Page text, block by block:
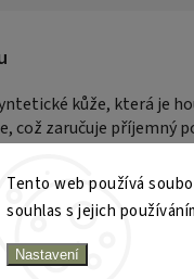
Tento web používá
souhlas s jejich
Nastavení
kůže, která je
což zaručuje příjemný
bezpečný trénink i
Vnitřní polstrování je
Přilbu lze pohodlně
na vrchní straně.